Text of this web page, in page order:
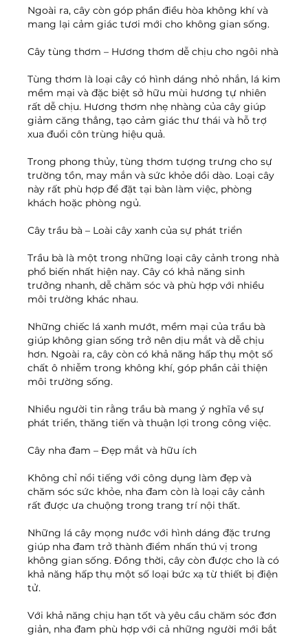
Ngoài ra, cây còn góp phần điều hòa không khí và
mang lại cảm giác tươi mới cho không gian sống.
Cây tùng thơm – Hương thơm dễ chịu cho ngôi nhà
Tùng thơm là loại cây có hình dáng nhỏ nhắn, lá kim
mềm mại và đặc biệt sở hữu mùi hương tự nhiên
rất dễ chịu. Hương thơm nhẹ nhàng của cây giúp
giảm căng thẳng, tạo cảm giác thư thái và hỗ trợ
xua đuổi côn trùng hiệu quả.
Trong phong thủy, tùng thơm tượng trưng cho sự
trường tồn, may mắn và sức khỏe dồi dào. Loại cây
này rất phù hợp để đặt tại bàn làm việc, phòng
khách hoặc phòng ngủ.
Cây trầu bà – Loài cây xanh của sự phát triển
Trầu bà là một trong những loại cây cảnh trong nhà
phổ biến nhất hiện nay. Cây có khả năng sinh
trưởng nhanh, dễ chăm sóc và phù hợp với nhiều
môi trường khác nhau.
Những chiếc lá xanh mướt, mềm mại của trầu bà
giúp không gian sống trở nên dịu mắt và dễ chịu
hơn. Ngoài ra, cây còn có khả năng hấp thụ một số
chất ô nhiễm trong không khí, góp phần cải thiện
môi trường sống.
Nhiều người tin rằng trầu bà mang ý nghĩa về sự
phát triển, thăng tiến và thuận lợi trong công việc.
Cây nha đam – Đẹp mắt và hữu ích
Không chỉ nổi tiếng với công dụng làm đẹp và
chăm sóc sức khỏe, nha đam còn là loại cây cảnh
rất được ưa chuộng trong trang trí nội thất.
Những lá cây mọng nước với hình dáng đặc trưng
giúp nha đam trở thành điểm nhấn thú vị trong
không gian sống. Đồng thời, cây còn được cho là có
khả năng hấp thụ một số loại bức xạ từ thiết bị điện
tử.
Với khả năng chịu hạn tốt và yêu cầu chăm sóc đơn
giản, nha đam phù hợp với cả những người mới bắt